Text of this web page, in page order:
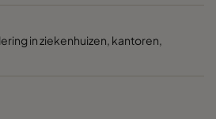
in ziekenhuizen, kantoren,